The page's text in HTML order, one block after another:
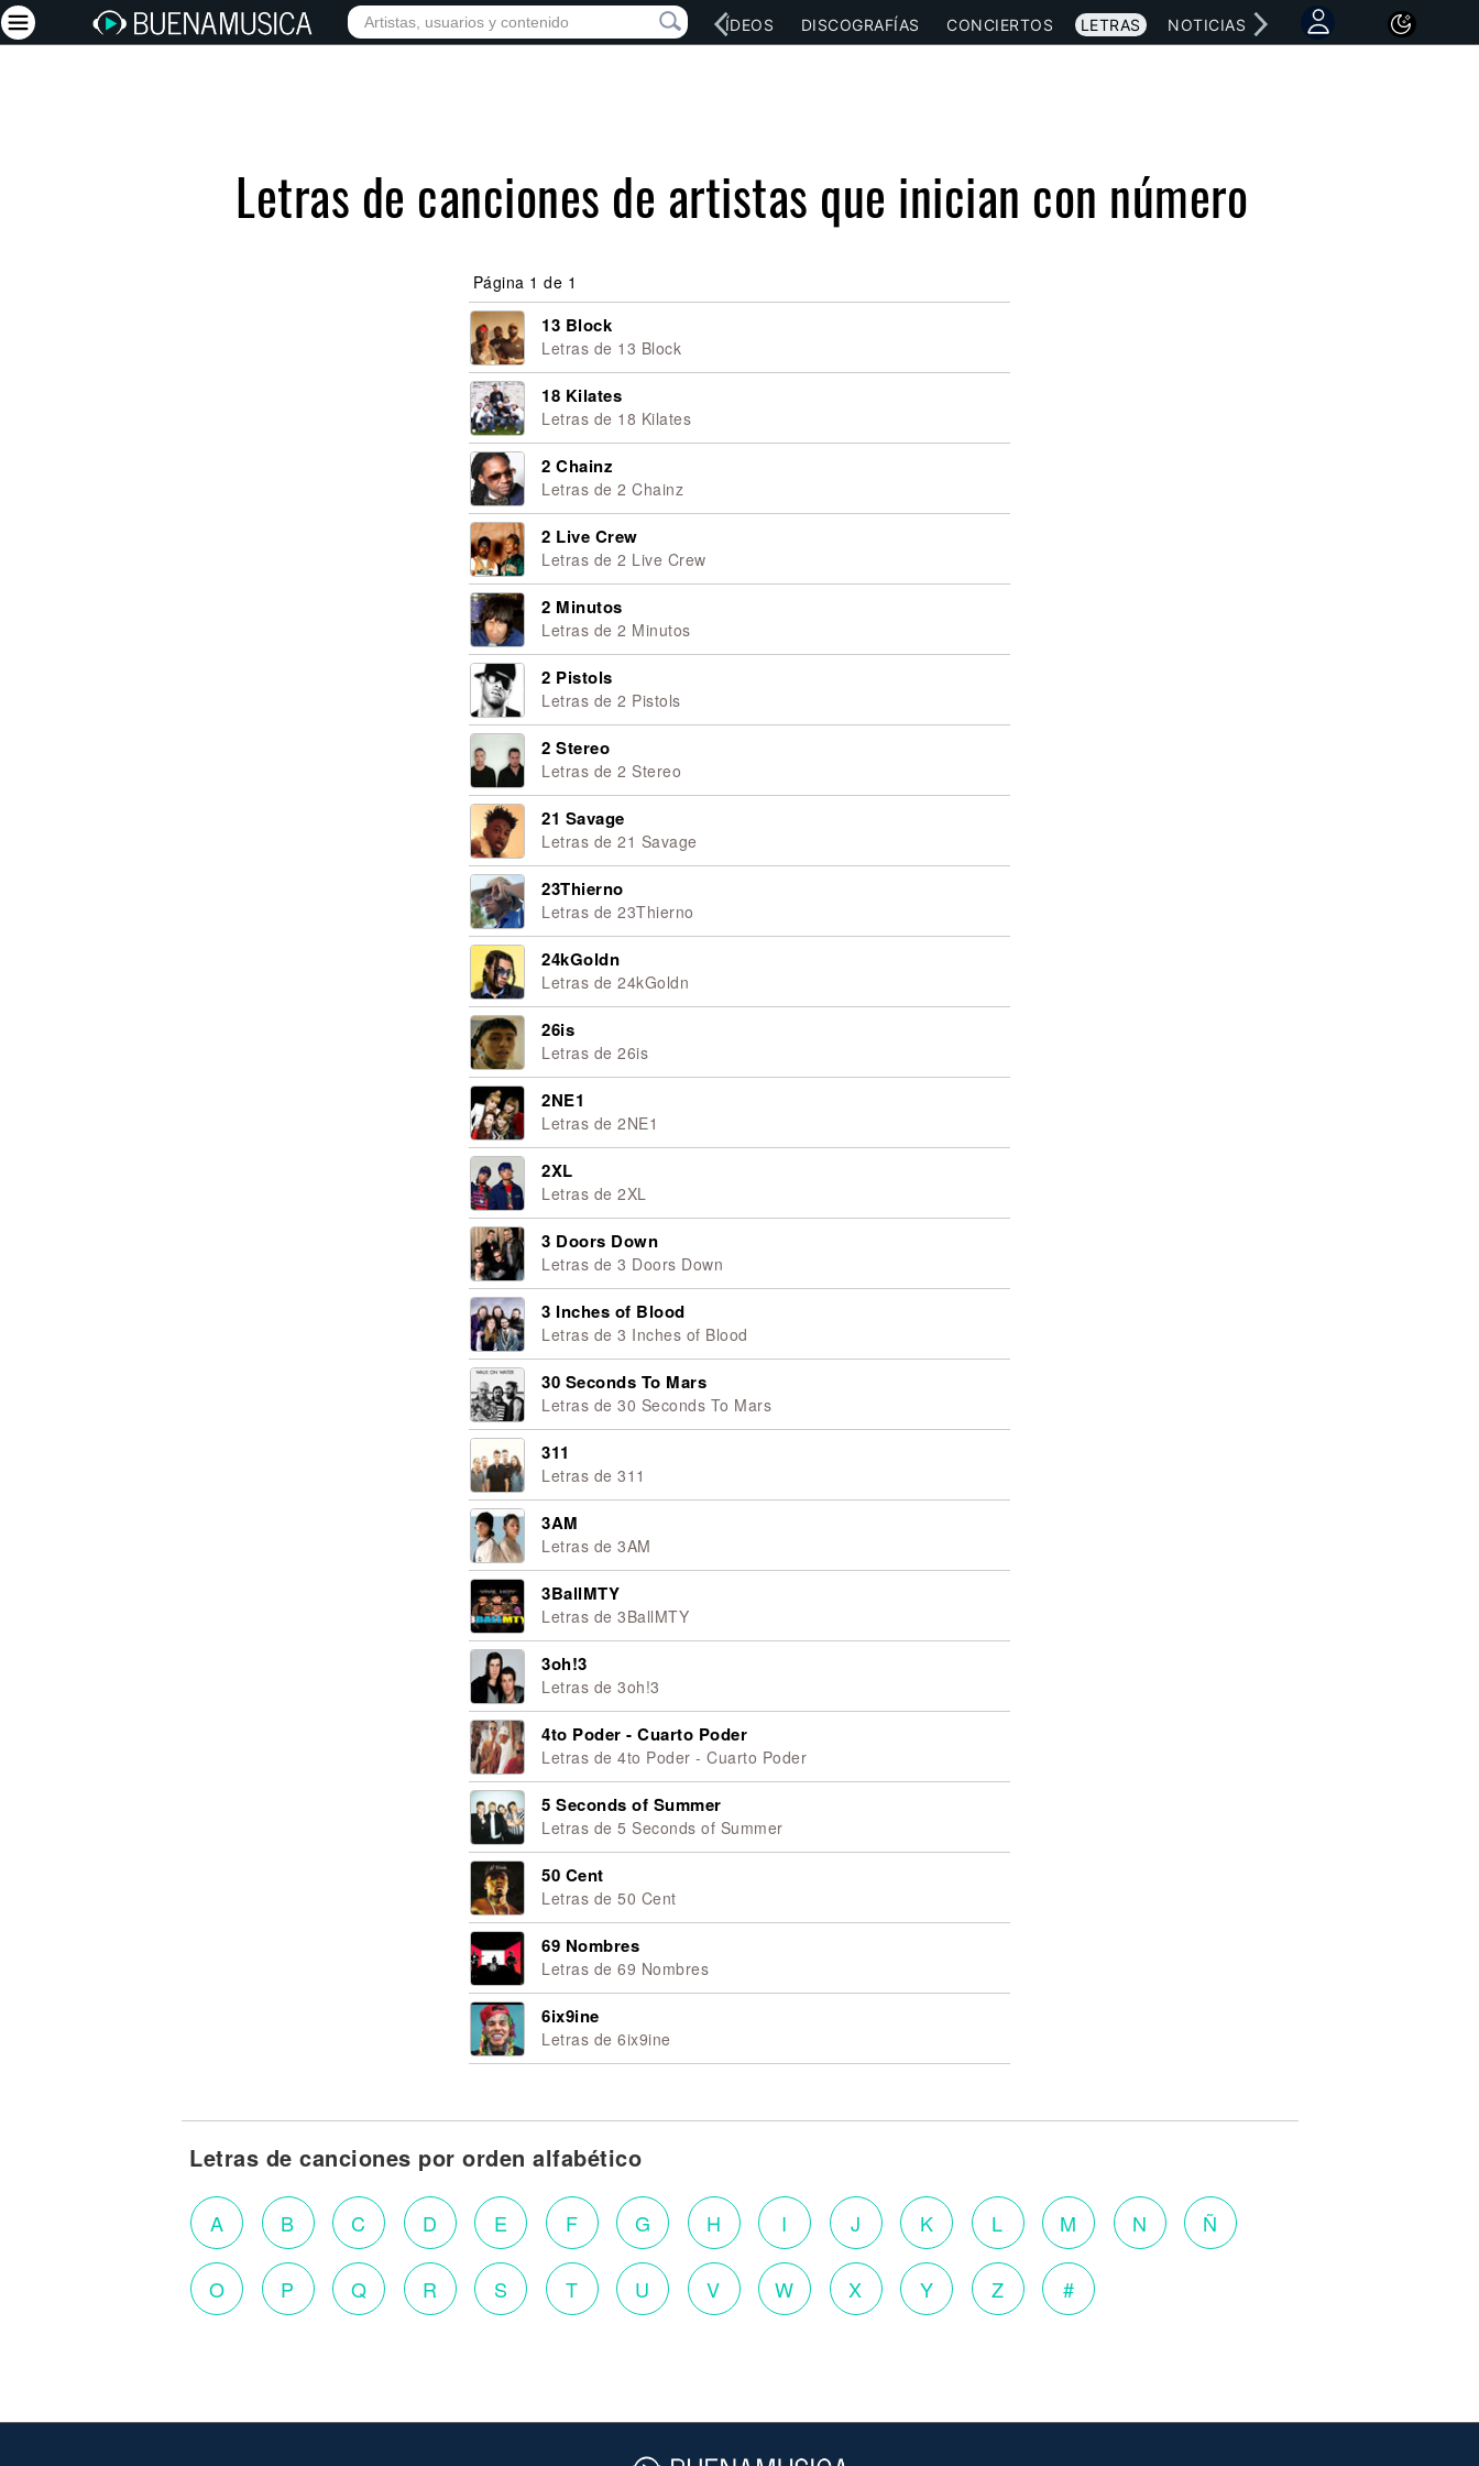
INICIO ARTISTAS RED SOCIAL MÚSICA VÍDEOS DISCOGRAFÍAS CONCIERTOS LETRAS NOTICIAS
Letras de canciones de artistas que inician con número
Página 1 de 1
13 Block
Letras de 13 Block
18 Kilates
Letras de 18 Kilates
2 Chainz
Letras de 2 Chainz
2 Live Crew
Letras de 2 Live Crew
2 Minutos
Letras de 2 Minutos
2 Pistols
Letras de 2 Pistols
2 Stereo
Letras de 2 Stereo
21 Savage
Letras de 21 Savage
23Thierno
Letras de 23Thierno
24kGoldn
Letras de 24kGoldn
26is
Letras de 26is
2NE1
Letras de 2NE1
2XL
Letras de 2XL
3 Doors Down
Letras de 3 Doors Down
3 Inches of Blood
Letras de 3 Inches of Blood
30 Seconds To Mars
Letras de 30 Seconds To Mars
311
Letras de 311
3AM
Letras de 3AM
3BallMTY
Letras de 3BallMTY
3oh!3
Letras de 3oh!3
4to Poder - Cuarto Poder
Letras de 4to Poder - Cuarto Poder
5 Seconds of Summer
Letras de 5 Seconds of Summer
50 Cent
Letras de 50 Cent
69 Nombres
Letras de 69 Nombres
6ix9ine
Letras de 6ix9ine
Letras de canciones por orden alfabético
A B C D E F G H I J K L M N Ñ
O P Q R S T U V W X Y Z #